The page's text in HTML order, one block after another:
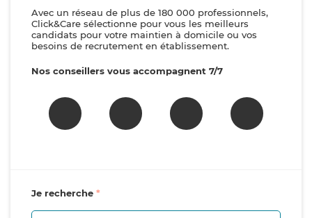
Avec un réseau de plus de 180 000 professionnels,
Click&Care sélectionne pour vous les meilleurs
candidats pour votre maintien à domicile ou vos
besoins de recrutement en établissement.
Nos conseillers vous accompagnent 7/7
Je recherche